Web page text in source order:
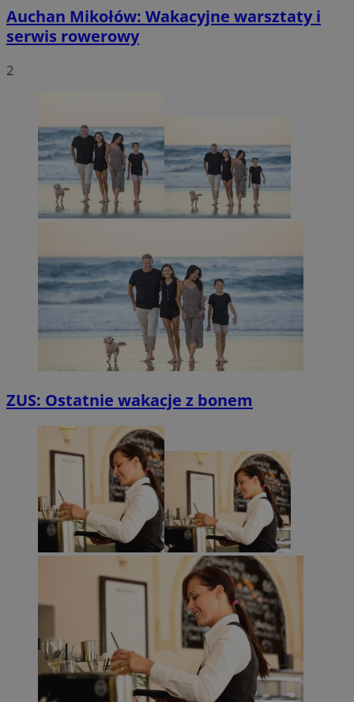
Auchan Mikołów: Wakacyjne warsztaty i
serwis rowerowy
2
ZUS: Ostatnie wakacje z bonem